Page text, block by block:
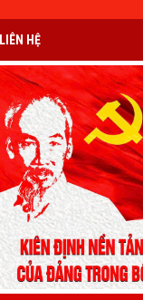
LIÊN HỆ